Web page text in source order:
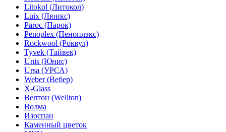
Litokol (Литокол)
Luix (Люикс)
Paroc (Парок)
Penoplex (Пеноплэкс)
Rockwool (Роквул)
Tyvek (Тайвек)
Unis (Юнис)
Ursa (УРСА)
Weber (Вебер)
X-Glass
Велтон (Wellton)
Волма
Изоспан
Каменный цветок